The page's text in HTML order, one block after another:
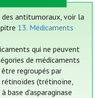
antitumoraux, voir la
13. Médicaments
qui ne peuvent
de médicaments
regroupés par
rétinoïdes (trétinoïne,
base d'asparaginase